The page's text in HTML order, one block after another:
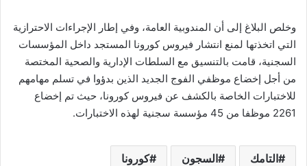
وخلص البلاغ إلى أن المندوبية العامة، وفي إطار الإجراءات الاحترازية
التي اتخذتها لمنع انتشار فيروس كورونا المستجد داخل المؤسسات
السجنية، قامت بالتنسيق مع السلطات الإدارية والصحية المختصة
من أجل إخضاع موظفي الفوج الجديد الذين بدؤوا في تسلم مهامهم
للاختبارات الخاصة بالكشف عن فيروس كورونا، حيث تم إخضاع
2261 موظفا من 45 مؤسسة سجنية لهذه الاختبارات.
التامك السجون كورونا